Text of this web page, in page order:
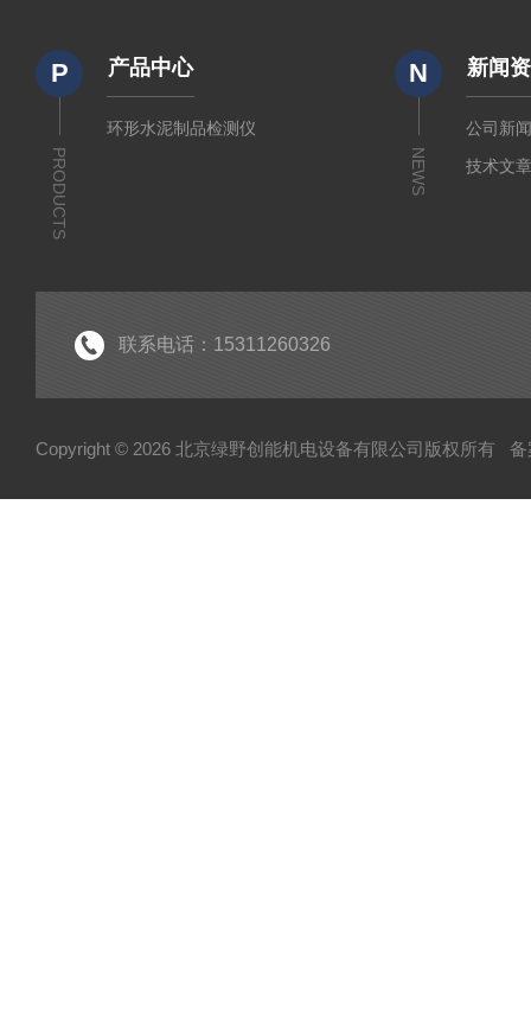
P
PRODUCTS
产品中心
环形水泥制品检测仪
N
NEWS
新闻
公司新
技术文
联系电话：15311260326
Copyright © 2026 北京绿野创能机电设备有限公司版权所有 备